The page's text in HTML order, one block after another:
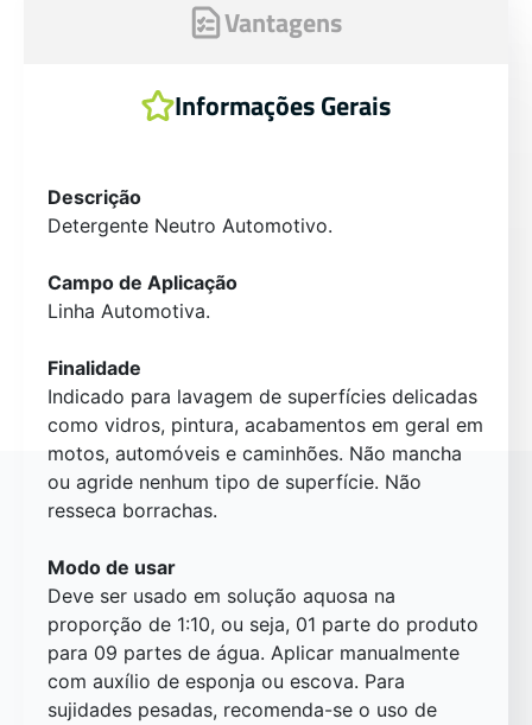
Vantagens
Informações Gerais
Descrição
Detergente Neutro Automotivo.
Campo de Aplicação
Linha Automotiva.
Finalidade
Indicado para lavagem de superfícies delicadas
como vidros, pintura, acabamentos em geral em
motos, automóveis e caminhões. Não mancha
ou agride nenhum tipo de superfície. Não
resseca borrachas.
Modo de usar
Deve ser usado em solução aquosa na
proporção de 1:10, ou seja, 01 parte do produto
para 09 partes de água. Aplicar manualmente
com auxílio de esponja ou escova. Para
sujidades pesadas, recomenda-se o uso de